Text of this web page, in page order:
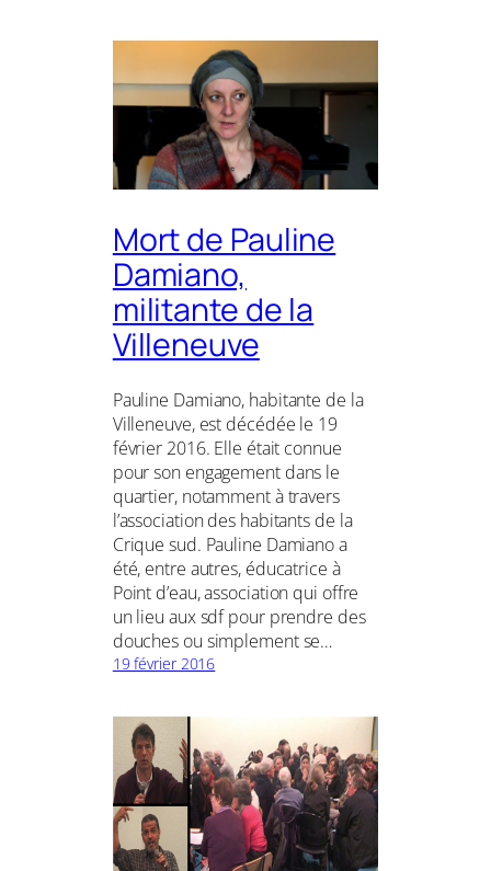
Mort de Pauline
Damiano,
militante de la
Villeneuve
Pauline Damiano, habitante de la
Villeneuve, est décédée le 19
février 2016. Elle était connue
pour son engagement dans le
quartier, notamment à travers
l’association des habitants de la
Crique sud. Pauline Damiano a
été, entre autres, éducatrice à
Point d’eau, association qui offre
un lieu aux sdf pour prendre des
douches ou simplement se…
19 février 2016